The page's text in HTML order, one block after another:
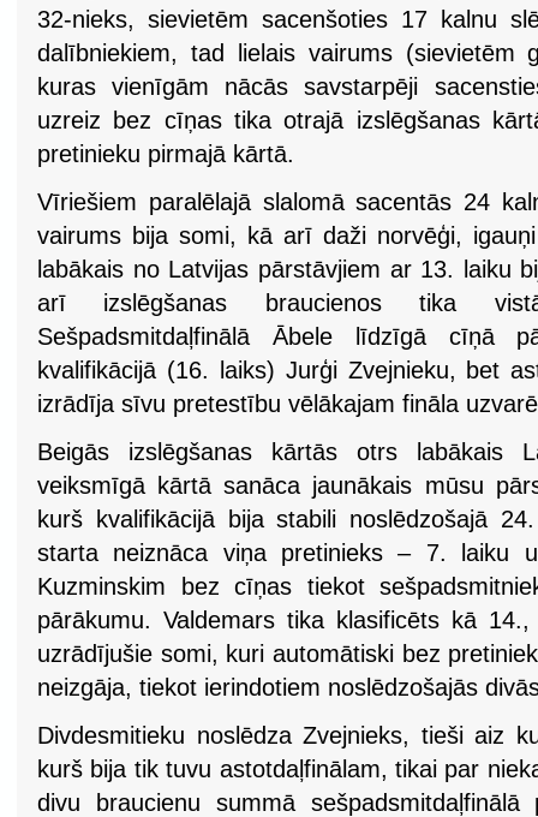
32-nieks, sievietēm sacenšoties 17 kalnu
dalībniekiem, tad lielais vairums (sievietēm
kuras vienīgām nācās savstarpēji
uzreiz bez cīņas tika otrajā izslēgšanas
pretinieku pirmajā kārtā.
Vīriešiem paralēlajā slalomā sacentās 24
vairums bija somi, kā arī daži norvēģi,
labākais no Latvijas pārstāvjiem ar 13. laiku
arī izslēgšanas braucienos tika
Sešpadsmitdaļfinālā Ābele līdzīgā cīņā
kvalifikācijā (16. laiks) Jurģi Zvejnieku, bet
izrādīja sīvu pretestību vēlākajam fināla
Beigās izslēgšanas kārtās otrs labākais
veiksmīgā kārtā sanāca jaunākais mūsu
kurš kvalifikācijā bija stabili noslēdzošajā
starta neiznāca viņa pretinieks – 7. laiku
Kuzminskim bez cīņas tiekot
pārākumu. Valdemars tika klasificēts kā
uzrādījušie somi, kuri automātiski bez
neizgāja, tiekot ierindotiem noslēdzošajās
Divdesmitieku noslēdza Zvejnieks, tieši aiz
kurš bija tik tuvu astotdaļfinālam, tikai par
divu braucienu summā sešpadsmitdaļfinālā